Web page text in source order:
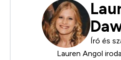
Író és
Lauren Angol